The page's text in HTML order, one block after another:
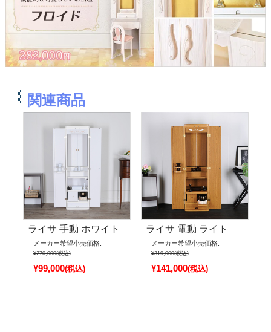
関連商品
ライサ 手動 ホワイト
メーカー希望小売価格:
¥270,000(税込)
¥99,000(税込)
ライサ 電動 ライト
メーカー希望小売価格:
¥319,000(税込)
¥141,000(税込)